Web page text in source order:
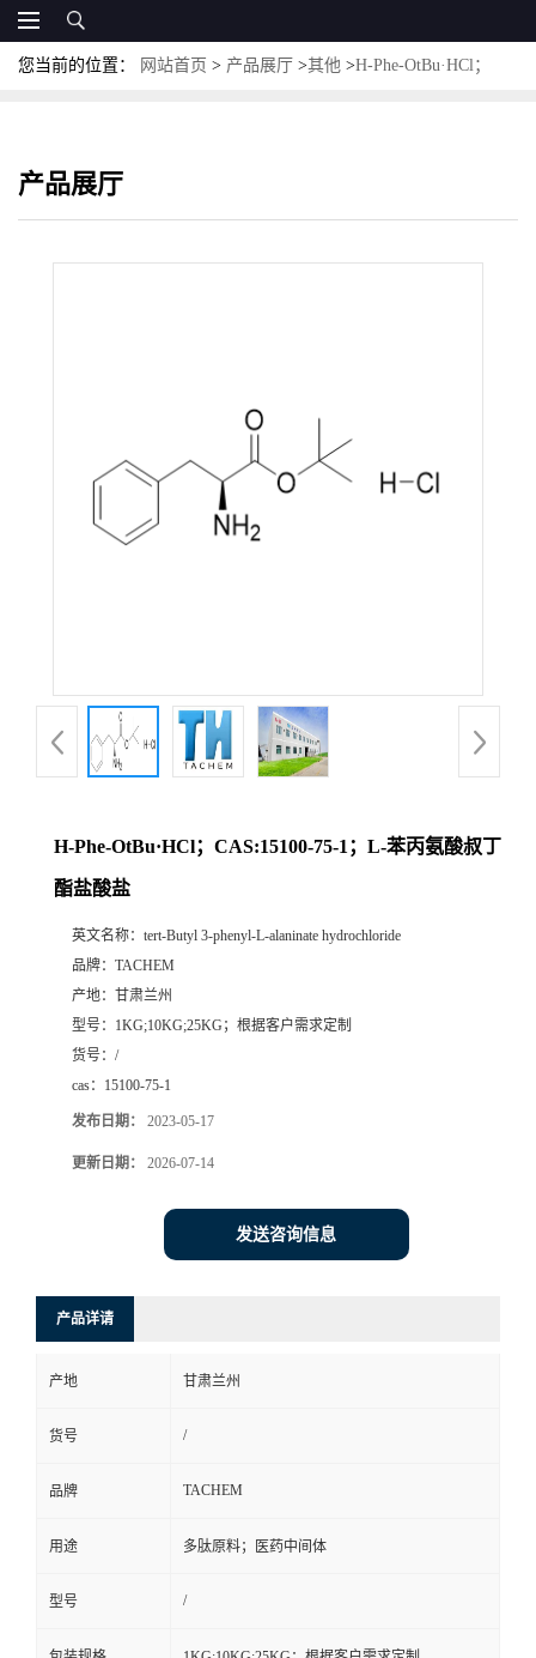
您当前的位置： 网站首页 > 产品展厅 >其他 >H-Phe-OtBu·HCl；
产品展厅
H-Phe-OtBu·HCl；CAS:15100-75-1；L-苯丙氨酸叔丁
酯盐酸盐
英文名称： tert-Butyl 3-phenyl-L-alaninate hydrochloride
品牌： TACHEM
产地： 甘肃兰州
型号： 1KG;10KG;25KG；根据客户需求定制
货号： /
cas： 15100-75-1
发布日期： 2023-05-17
更新日期： 2026-07-14
发送咨询信息
产品详请
产地 甘肃兰州
货号 /
品牌 TACHEM
用途 多肽原料；医药中间体
型号 /